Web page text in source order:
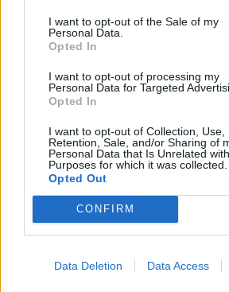
I want to opt-out of the Sale of my
Personal Data.
Opted In
I want to opt-out of processing my
Personal Data for Targeted
Opted In
I want to opt-out of Collection, Use,
Retention, Sale, and/or Sharing of
Personal Data that Is Unrelated
Purposes for which it was collected.
Opted Out
CONFIRM
Data Deletion Data Access
Σαουδική Αραβία, Τουρκία και
αμυντική συμφωνία
Σήμερα η δεύτερη πληρωμή των
Λογαριασμού Αγροτικής Εστίας
07:25
Εορτολόγιο: Ποιοι γιορτάζουν
Νέο Διεθνές Αεροδρόμιο Ηρακλείου:
υπογραφές για τα Συστήματα
Ταϋλάνδη: Μαθητής άνοιξε πυρ μέσα